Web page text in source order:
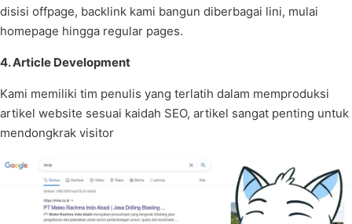
disisi offpage, backlink kami bangun diberbagai lini, mulai
homepage hingga regular pages.
4. Article Development
Kami memiliki tim penulis yang terlatih dalam memproduksi
artikel website sesuai kaidah SEO, artikel sangat penting untuk
mendongkrak visitor